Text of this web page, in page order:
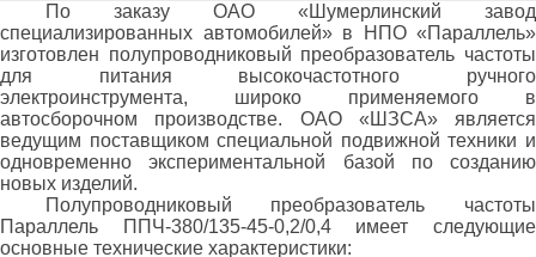
По заказу ОАО «Шумерлинский завод
специализированных автомобилей» в НПО «Параллель»
изготовлен полупроводниковый преобразователь частоты
для питания высокочастотного ручного
электроинструмента, широко применяемого в
автосборочном производстве. ОАО «ШЗСА» является
ведущим поставщиком специальной подвижной техники и
одновременно экспериментальной базой по созданию
новых изделий.
Полупроводниковый преобразователь частоты
Параллель ППЧ-380/135-45-0,2/0,4 имеет следующие
основные технические характеристики: